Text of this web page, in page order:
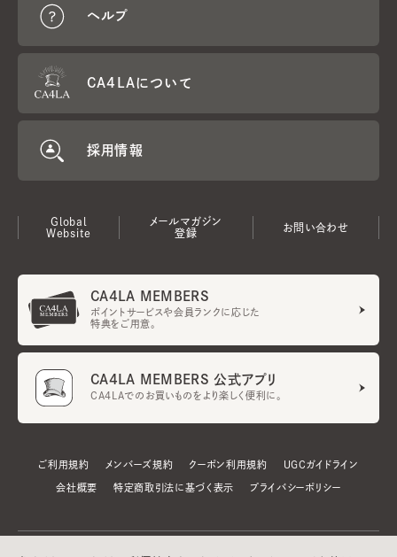
ヘルプ
CA4LAについて
採用情報
Global
Website
メールマガジン
登録
お問い合わせ
CA4LA MEMBERS
ポイントサービスや会員ランクに応じた
特典をご用意。
CA4LA MEMBERS 公式アプリ
CA4LAでのお買いものをより楽しく便利に。
ご利用規約 メンバーズ規約 クーポン利用規約 UGCガイドライン
会社概要 特定商取引法に基づく表示 プライバシーポリシー